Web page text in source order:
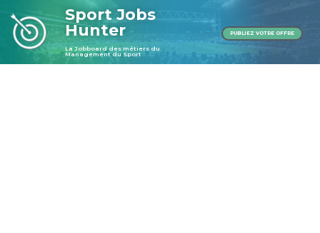
Sport Jobs
Hunter
La Jobboard des métiers du
Management du Sport
PUBLIEZ VOTRE OFFRE